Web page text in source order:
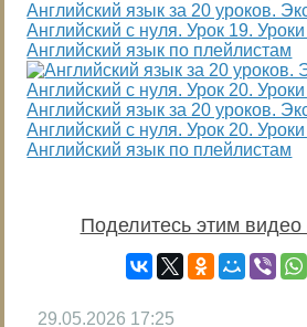
Английский язык за 20 уроков.
Английский с нуля. Урок 19.
Английский язык по плейлистам
Английский язык за 20 уроков.
Английский с нуля. Урок 20.
Английский язык по плейлистам
Поделитесь этим видео
29.05.2026 17:25